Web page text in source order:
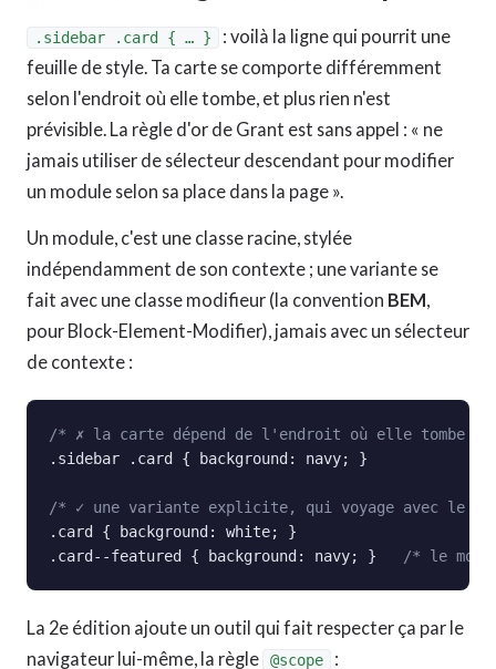
.sidebar .card { … }
: voilà la ligne qui pourrit une
feuille de style. Ta carte se comporte différemment
selon l'endroit où elle tombe, et plus rien n'est
prévisible. La règle d'or de Grant est sans appel : « ne
jamais utiliser de sélecteur descendant pour modifier
un module selon sa place dans la page ».
Un module, c'est une classe racine, stylée
indépendamment de son contexte ; une variante se
fait avec une classe modifieur (la convention BEM,
pour Block-Element-Modifier), jamais avec un sélecteur
de contexte :
/* ✗ la carte dépend de l'endroit où elle tombe :
.sidebar .card { background: navy; }
/* ✓ une variante explicite, qui voyage avec le
.card { background: white; }
.card--featured { background: navy; }
/* le
La 2e édition ajoute un outil qui fait respecter ça par le
navigateur lui-même, la règle
@scope :